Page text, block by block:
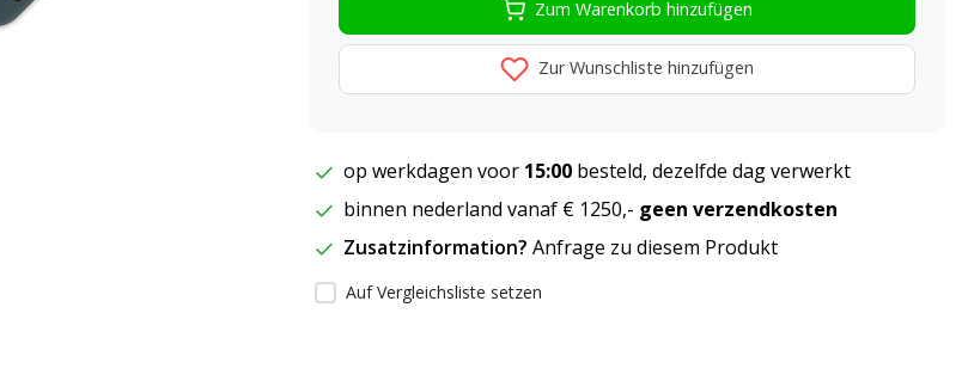
Zum Warenkorb hinzufügen
Zur Wunschliste hinzufügen
op werkdagen voor 15:00 besteld, dezelfde dag verwerkt
binnen nederland vanaf € 1250,- geen verzendkosten
Zusatzinformation? Anfrage zu diesem Produkt
Auf Vergleichsliste setzen